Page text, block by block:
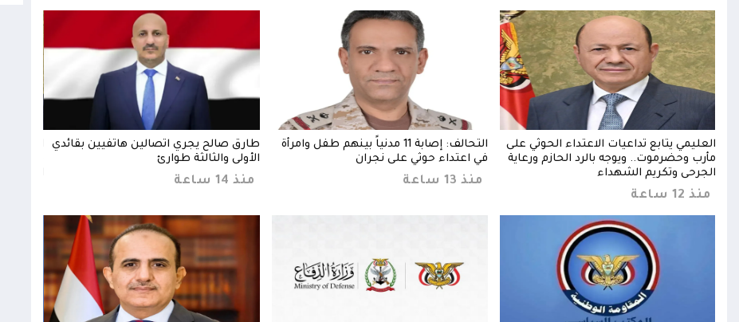
العليمي يتابع تداعيات الاعتداء الحوثي على
مأرب وحضرموت.. ويوجه بالرد الحازم ورعاية
الجرحى وتكريم الشهداء
منذ 12 ساعة
التحالف: إصابة 11 مدنياً بينهم طفل وامرأة
في اعتداء حوثي على نجران
منذ 13 ساعة
طارق صالح يجري اتصالين هاتفيين بقائدي
الأولى والثالثة طوارئ
منذ 14 ساعة